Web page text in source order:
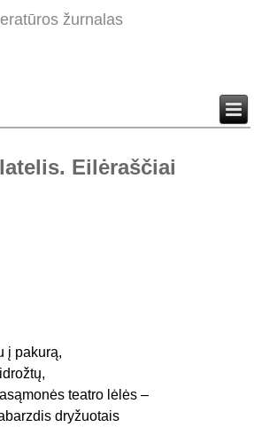
žurnalas
Eilėraščiai
į pakurą,
teatro lėlės –
dryžuotais